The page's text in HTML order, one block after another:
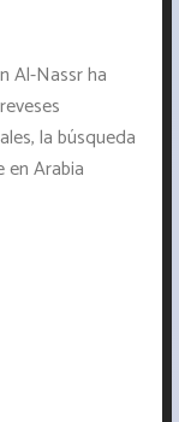
Al-Nassr ha
la búsqueda
Arabia